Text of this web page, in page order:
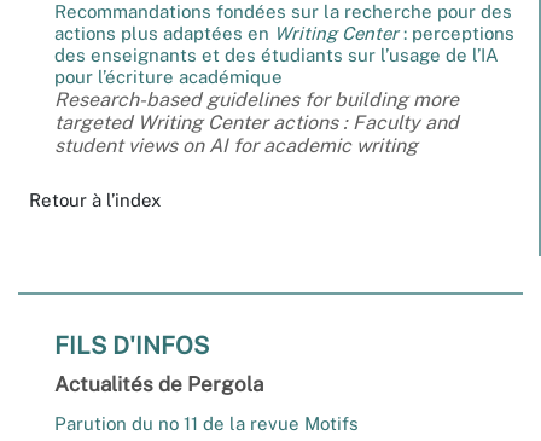
Recommandations fondées sur la recherche pour des
actions plus adaptées en Writing Center: perceptions
des enseignants et des étudiants sur l’usage de l’IA
pour l’écriture académique
Research-based guidelines for building more
targeted Writing Center actions : Faculty and
student views on AI for academic writing
Retour à l’index
FILS D'INFOS
Actualités de Pergola
Parution du no 11 de la revue Motifs